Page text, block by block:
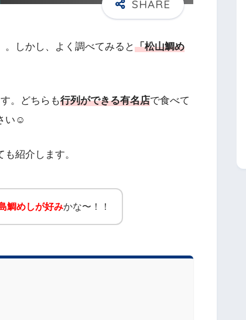
しかし、よく調べてみると「松山鯛め
。どちらも行列ができる有名店で食べて
い☺
紹介します。
鯛めしが好みかな〜！！